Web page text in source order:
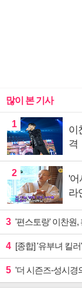
많이 본 기사
1
이
격
2
'어
라
3 '편스토랑' 이찬원, 황
4 [종합] '유부녀 킬러'
5 '더 시즌즈-성시경의